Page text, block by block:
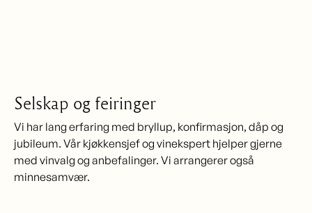
Selskap og feiringer
Vi har lang erfaring med bryllup, konfirmasjon, dåp og
jubileum. Vår kjøkkensjef og vinekspert hjelper gjerne
med vinvalg og anbefalinger. Vi arrangerer også
minnesamvær.